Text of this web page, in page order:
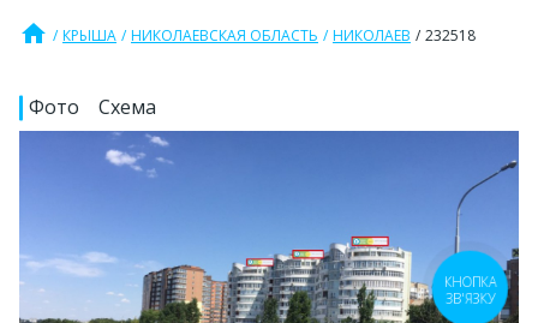
home КРЫША НИКОЛАЕВСКАЯ ОБЛАСТЬ НИКОЛАЕВ 232518
Фото Схема
КНОПКА
ЗВ'ЯЗКУ